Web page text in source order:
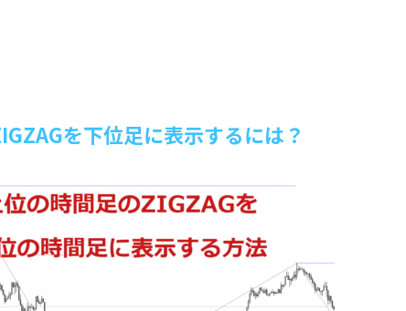
を下位足に表示するには？